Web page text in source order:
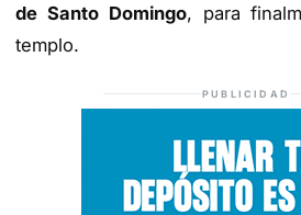
de Santo Domingo, para
templo.
PUBLICIDAD